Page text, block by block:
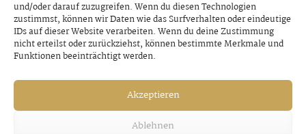
und/oder darauf zuzugreifen. Wenn du diesen Technologien
zustimmst, können wir Daten wie das Surfverhalten oder eindeutige
IDs auf dieser Website verarbeiten. Wenn du deine Zustimmung
nicht erteilst oder zurückziehst, können bestimmte Merkmale und
Funktionen beeinträchtigt werden.
Akzeptieren
Ablehnen